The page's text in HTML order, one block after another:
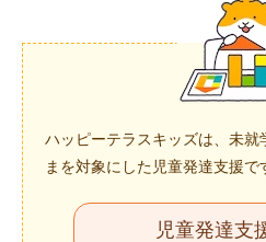
ハッピーテラスキッズは、未就
まを対象にした児童発達支援で
児童発達支